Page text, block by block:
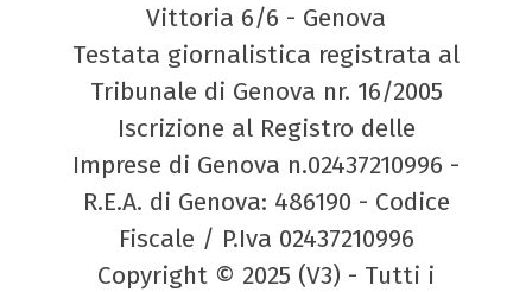
Vittoria 6/6 - Genova
Testata giornalistica registrata al
Tribunale di Genova nr. 16/2005
Iscrizione al Registro delle
Imprese di Genova n.02437210996 -
R.E.A. di Genova: 486190 - Codice
Fiscale / P.Iva 02437210996
Copyright © 2025 (V3) - Tutti i